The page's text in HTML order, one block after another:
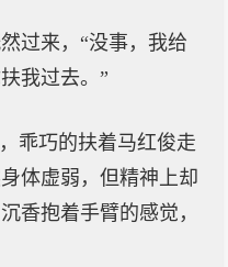
过来，“没事，我给
我过去。”
乖巧的扶着马红俊走
体虚弱，但精神上却
香抱着手臂的感觉，